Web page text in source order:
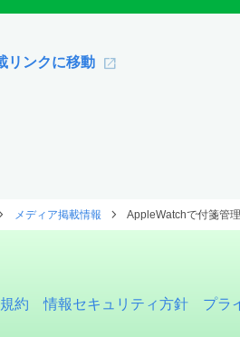
リンクに移動
メディア掲載情報 AppleWatchで付箋管
約 情報セキュリティ方針 プラ